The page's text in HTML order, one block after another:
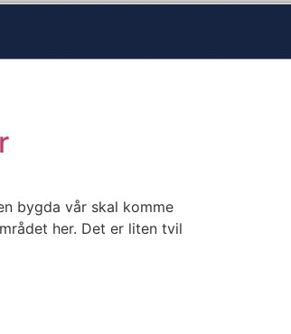
bygda vår skal komme
her. Det er liten tvil